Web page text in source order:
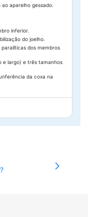
aparelho gessado.
inferior.
do joelho.
dos membros
e largo) e três tamanhos
da coxa na
da perna na linha da
produto atrás da
na parte posterior e
tiras, passando pelas
do joelho